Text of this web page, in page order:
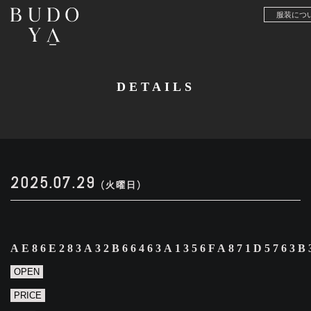
服装につ
DETAILS
2025.07.29 (火曜日)
OPEN
PRICE